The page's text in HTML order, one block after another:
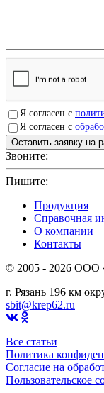
Я согласен с
Я согласен с
Звоните:
Пишите:
Продукция
Справочная
О компании
Контакты
© 2005 - 2026
г. Рязань 196 км
sbit@krep62.ru
Все статьи
Политика
Согласие на
Пользовательское